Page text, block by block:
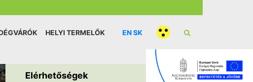
HELYI TERMELŐK ENSK
Elérhetőségek